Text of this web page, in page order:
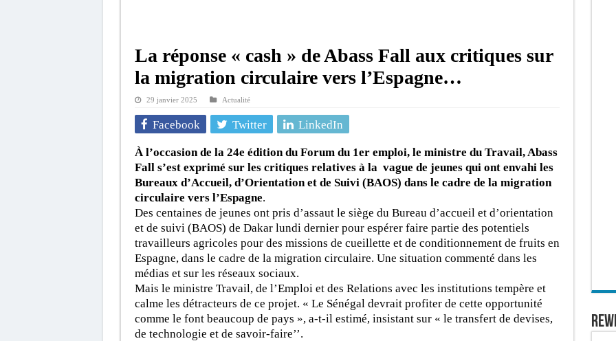
La réponse « cash » de Abass Fall aux critiques sur
la migration circulaire vers l’Espagne…
29 janvier 2025 Actualité
Facebook Twitter LinkedIn
À l’occasion de la 24e édition du Forum du 1er emploi, le ministre du Travail, Abass
Fall s’est exprimé sur les critiques relatives à la vague de jeunes qui ont envahi les
Bureaux d’Accueil, d’Orientation et de Suivi (BAOS) dans le cadre de la migration
circulaire vers l’Espagne.
Des centaines de jeunes ont pris d’assaut le siège du Bureau d’accueil et d’orientation
et de suivi (BAOS) de Dakar lundi dernier pour espérer faire partie des potentiels
travailleurs agricoles pour des missions de cueillette et de conditionnement de fruits en
Espagne, dans le cadre de la migration circulaire. Une situation commenté dans les
médias et sur les réseaux sociaux.
Mais le ministre Travail, de l’Emploi et des Relations avec les institutions tempère et
calme les détracteurs de ce projet. « Le Sénégal devrait profiter de cette opportunité
comme le font beaucoup de pays », a-t-il estimé, insistant sur « le transfert de devises,
de technologie et de savoir-faire’’.